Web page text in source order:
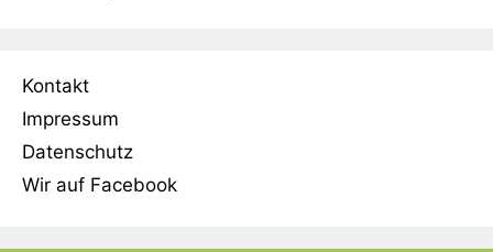
Kontakt
Impressum
Datenschutz
Wir auf Facebook